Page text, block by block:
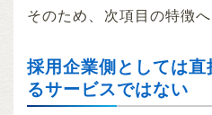
そのため、次項目の特徴
採用企業側としては
るサービスではない